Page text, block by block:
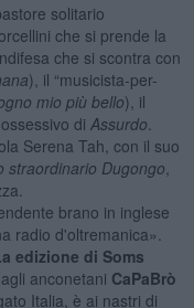
solitario
che si prende la
che si scontra con
), il “musicista-per-
mio più bello), il
di Assurdo
Serena Tah, con il suo
straordinario Dugongo
brano in inglese
radio d'oltremanica».
edizione di Soms
anconetani CaPaBrò
Italia, è ai nastri di